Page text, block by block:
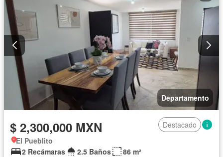
Departamento
$ 2,300,000 MXN
Destacado
El Pueblito
2 Recámaras
2.5 Baños
86 m²